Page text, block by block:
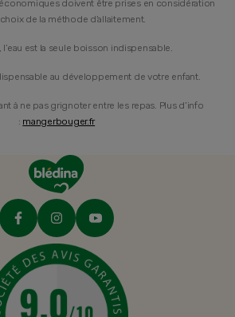
doivent être prises en considération
de la méthode d’allaitement.
l’eau est la seule boisson indispensable.
au développement de votre enfant.
à ne pas grignoter entre les repas. Plus d’info
: mangerbouger.fr